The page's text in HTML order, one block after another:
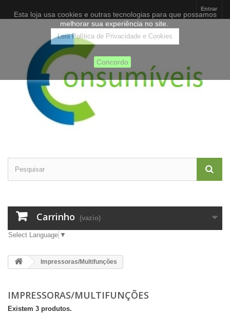
Entrar
Carrinho (vazio)
Select Language ▼
Impressoras/Multifunções
IMPRESSORAS/MULTIFUNÇÕES
Existem 3 produtos.
Esta loja usa cookies e outras tecnologias para que possamos
melhorar sua experiência no site.
Leia Política de Privacidade e Cookies
Concordo